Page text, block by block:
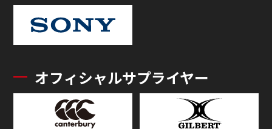
オフィシャルサプライヤー